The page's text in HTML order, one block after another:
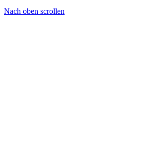
Nach oben scrollen